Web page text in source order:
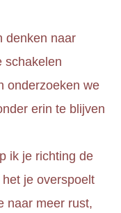
denken naar
schakelen
onderzoeken we
erin te blijven
ik je richting de
je overspoelt
naar meer rust,